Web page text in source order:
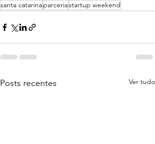
santa catarinaparceriastartup weekend
Posts recentes Ver tudo